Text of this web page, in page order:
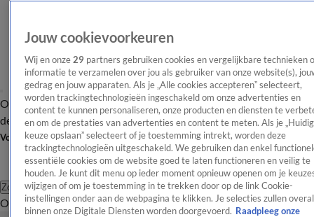
OverzichtAfleveringen Entertainment TV Algemeen
Tip
de redactieNieuwsbrief
Volg Shownieuws
Zoeken
OverzichtEntertainmentSpraakmakendRealityCrimeVideo's
Jouw cookievoorkeuren
Wij en onze 29 partners gebruiken cookies en vergelijkbare technieken
informatie te verzamelen over jou als gebruiker van onze website(s),
gedrag en jouw apparaten. Als je „Alle cookies accepteren” selecteert,
worden trackingtechnologieën ingeschakeld om onze advertenties en
content te kunnen personaliseren, onze producten en diensten te
en om de prestaties van advertenties en content te meten. Als je
keuze opslaan” selecteert of je toestemming intrekt, worden deze
trackingtechnologieën uitgeschakeld. We gebruiken dan enkel
essentiële cookies om de website goed te laten functioneren en veilig te
houden. Je kunt dit menu op ieder moment opnieuw openen om je
wijzigen of om je toestemming in te trekken door op de link Cookie-
instellingen onder aan de webpagina te klikken. Je selecties zullen overal
binnen onze Digitale Diensten worden doorgevoerd. Raadpleeg onze